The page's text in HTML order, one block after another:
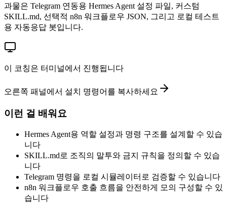
과물은 Telegram 연동용 Hermes Agent 설정 파일, 커스텀
SKILL.md, 선택적 n8n 워크플로우 JSON, 그리고 로컬 테스트
용 자동응답 봇입니다.
이 코칭은 터미널에서 진행됩니다
오른쪽 패널에서 설치 명령어를 복사하세요
이런 걸 배워요
Hermes Agent용 역할 설정과 명령 구조를 설계할 수 있습
니다
SKILL.md로 조직의 말투와 금지 규칙을 정의할 수 있습
니다
Telegram 명령을 로컬 시뮬레이터로 검증할 수 있습니다
n8n 워크플로우 호출 흐름을 안전하게 모의 구성할 수 있
습니다